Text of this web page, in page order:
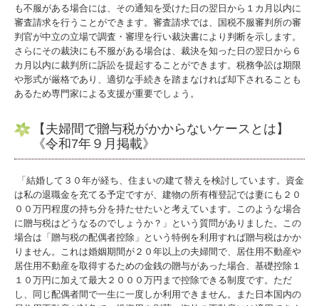
も不服がある場合には、その通知を受けた日の翌日から１カ月以内に
審査請求を行うことができます。審査請求では、国税不服審判所の審
判官が中立の立場で調査・審理を行い裁決書により判断を示します。
さらにその裁決にも不服がある場合は、裁決を知った日の翌日から６
カ月以内に裁判所に訴訟を提起することができます。税務争訟は期限
や形式が厳格であり、適切な手続きを踏まなければ却下されることも
あるため専門家による支援が重要でしょう。
【夫婦間で贈与税がかからないケースとは】
《令和7年９月掲載》
「結婚して３０年が経ち、住まいの建て替えを検討しています。資金
は私の退職金を充てる予定ですが、建物の所有権登記では妻にも２０
００万円程度の持ち分を持たせたいと考えています。このような場合
に贈与税はどうなるのでしょうか？」という質問がありました。この
場合は「贈与税の配偶者控除」という特例を利用すれば贈与税はかか
りません。これは婚姻期間が２０年以上の夫婦間で、居住用不動産や
居住用不動産を取得するための金銭の贈与があった場合、基礎控除１
１０万円に加えて最大２０００万円まで控除できる制度です。ただ
し、同じ配偶者間で一生に一度しか利用できません。また日本国内の